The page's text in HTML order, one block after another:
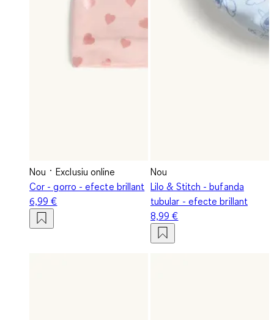
Nou
Exclusiu online
Cor - gorro - efecte brillant
6,99 €
Nou
Lilo & Stitch - bufanda
tubular - efecte brillant
8,99 €